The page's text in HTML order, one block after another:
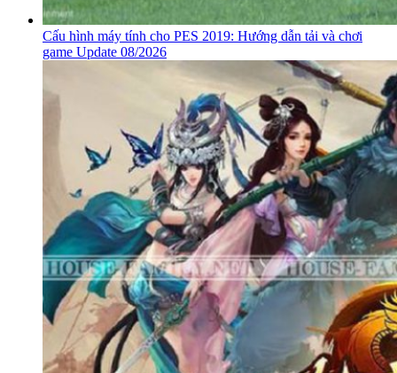
Cấu hình máy tính cho PES 2019: Hướng dẫn tải và chơi
game Update 08/2026